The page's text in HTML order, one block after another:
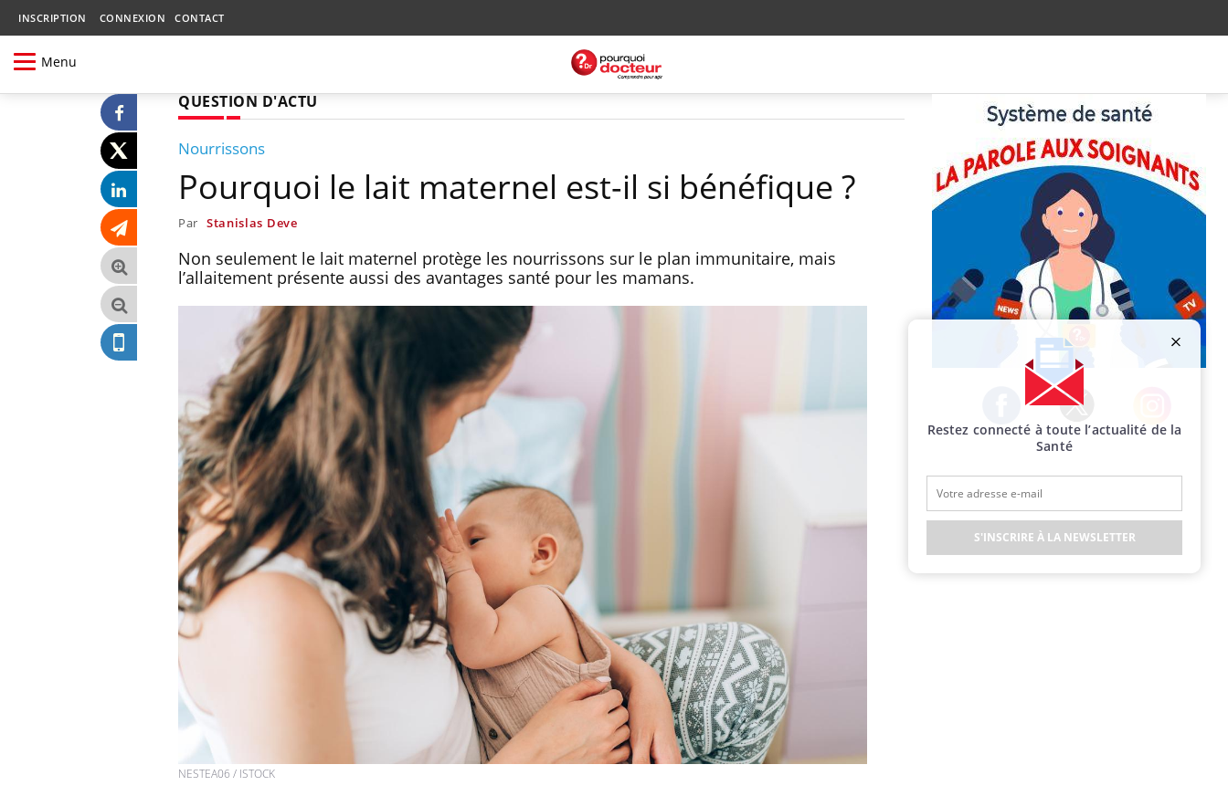
INSCRIPTION CONNEXION CONTACT
Menu
QUESTION D'ACTU
Nourrissons
Pourquoi le lait maternel est-il si bénéfique ?
Par Stanislas Deve
Non seulement le lait maternel protège les nourrissons sur le plan immunitaire, mais
l’allaitement présente aussi des avantages santé pour les mamans.
NESTEA06 / ISTOCK
Facebook Twitter Instagram
Restez connecté à toute l’actualité de la
Santé
S'INSCRIRE À LA NEWSLETTER